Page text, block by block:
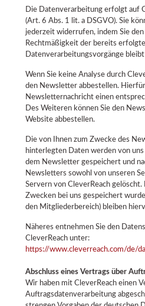
Die Datenverarbeitung erfolgt auf
(Art. 6 Abs. 1 lit. a DSGVO). Sie
jederzeit widerrufen, indem Sie
Rechtmäßigkeit der bereits
Datenverarbeitungsvorgänge
Wenn Sie keine Analyse durch
den Newsletter abbestellen.
Newsletternachricht einen
Des Weiteren können Sie den
Website abbestellen.
Die von Ihnen zum Zwecke des
hinterlegten Daten werden von
dem Newsletter gespeichert und
Newsletters sowohl von unseren
Servern von CleverReach gelöscht.
Zwecken bei uns gespeichert
den Mitgliederbereich) bleiben
Näheres entnehmen Sie den
CleverReach unter:
https://www.cleverreach.com/de/
Abschluss eines Vertrags über
Wir haben mit CleverReach einen
Auftragsdatenverarbeitung